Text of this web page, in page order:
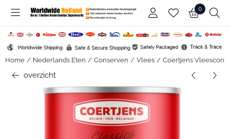
Cookievoorkeuren zijn beschikbaar. Kies instellingen of sta alle
0
Home / Nederlands Eten / Conserven / Vlees / Coertjens
overzicht